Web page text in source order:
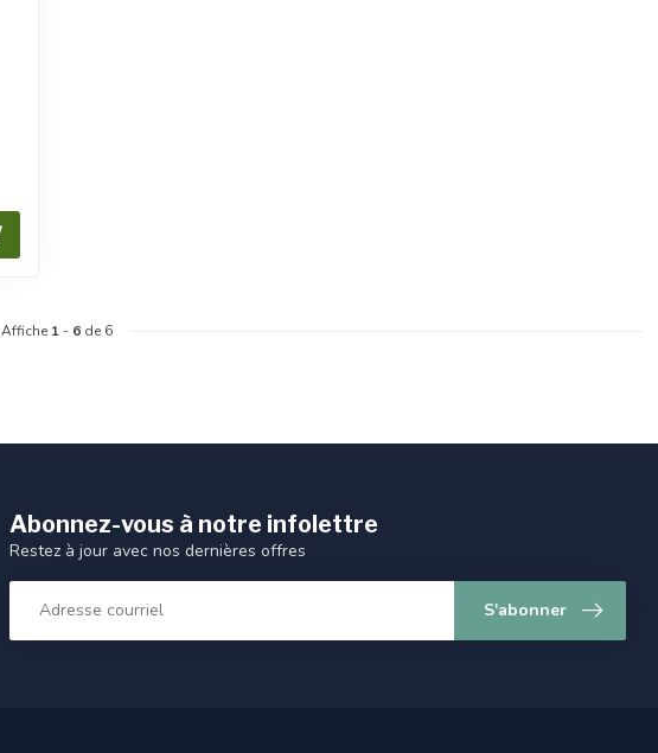
Affiche 1 - 6 de 6
Abonnez-vous à notre infolettre
Restez à jour avec nos dernières offres
S'abonner